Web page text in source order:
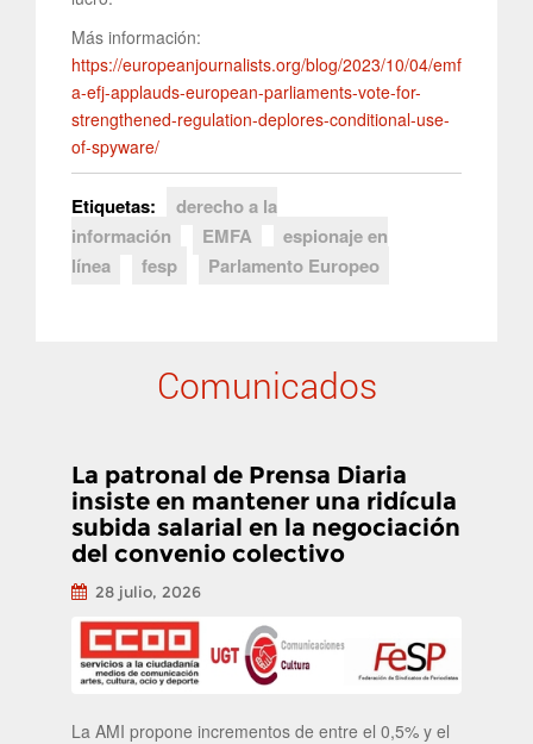
Más información:
https://europeanjournalists.org/blog/2023/10/04/emf
a-efj-applauds-european-parliaments-vote-for-
strengthened-regulation-deplores-conditional-use-
of-spyware/
Etiquetas:
derecho a la
información
EMFA
espionaje en
línea
fesp Parlamento Europeo
Comunicados
La patronal de Prensa Diaria
insiste en mantener una ridícula
subida salarial en la negociación
del convenio colectivo
28 julio, 2026
La AMI propone incrementos de entre el 0,5% y el